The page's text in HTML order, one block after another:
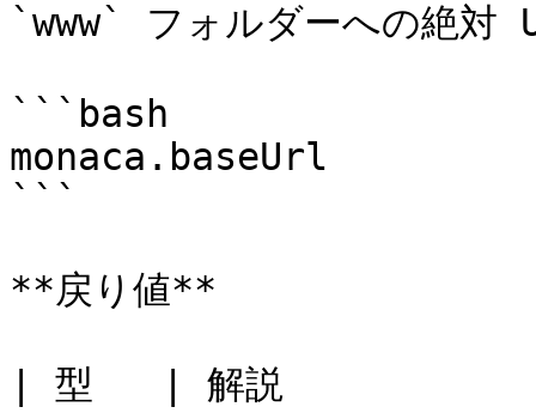
`www` フォルダーへの絶対
```bash
monaca.baseUrl
```
**戻り値**
| 型   | 解説